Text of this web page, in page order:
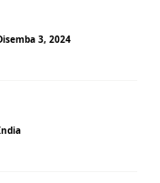
3, 2024